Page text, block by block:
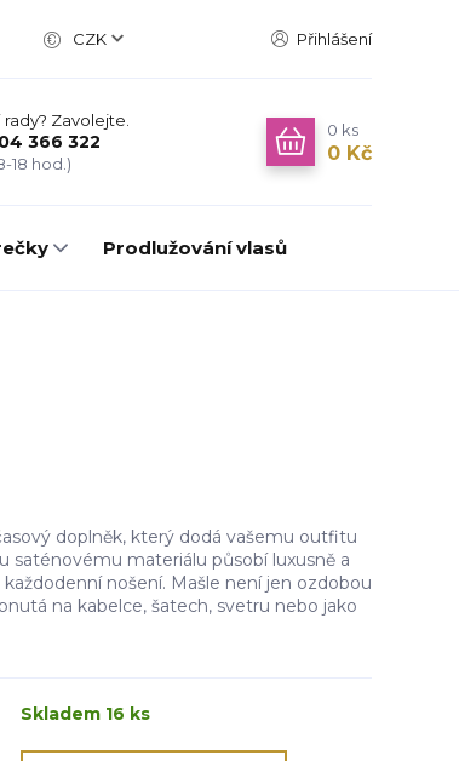
CZK Přihlášení
rady? Zavolejte.
366 322
18 hod.)
0 ks
0 Kč
Prodlužování vlasů
doplněk, který dodá vašemu outfitu
saténovému materiálu působí luxusně a
nošení. Mašle není jen ozdobou
na kabelce, šatech, svetru nebo jako
Skladem 16 ks